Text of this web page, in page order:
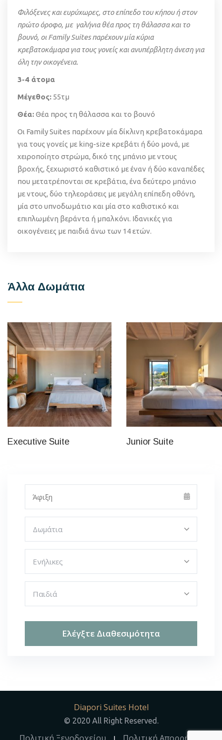
Φιλόξενες και ευρύχωρες, στο επίπεδο του κήπου ή στον
πρώτο όροφο, με γαλήνια θέα προς τη θάλασσα και το
βουνό, οιFamily Suitesπαρέχουν μία κύρια
κρεβατοκάμαρα για τους γονείς και ανυπέρβλητη άνεση για
όλη την οικογένεια.
3-4 άτομα
Μέγεθος: 55τμ
Θέα:Θέα προς τη θάλασσα και το βουνό
Οι Family Suites παρέχουν μία δίκλινη κρεβατοκάμαρα
για τους γονείς με king-size κρεβάτι ή δύο μονά, με
χειροποίητο στρώμα, δικό της μπάνιο με ντους
βροχής, ξεχωριστό καθιστικό με έναν ή δύο καναπέδες
που μετατρέπονται σε κρεβάτια, ένα δεύτερο μπάνιο
με ντους, δύο τηλεοράσεις με μεγάλη επίπεδη οθόνη,
μία στο υπνοδωμάτιο και μία στο καθιστικό και
επιπλωμένη βεράντα ή μπαλκόνι. Ιδανικές για
οικογένειες με παιδιά άνω των 14 ετών.
Άλλα Δωμάτια
Executive Suite Junior Suite
Ελέγξτε Διαθεσιμότητα
Diapori Suites Hotel
© 2020 All Right Reserved.